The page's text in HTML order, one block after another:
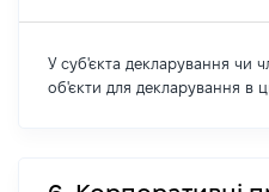
У суб'єкта декларування чи
об'єкти для декларування в